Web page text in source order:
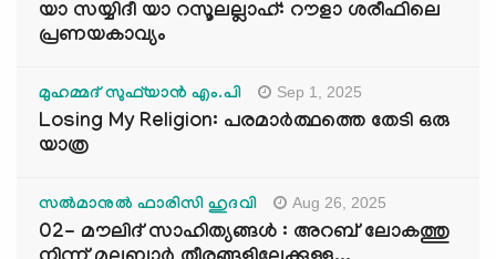
യാ സയ്യിദീ യാ റസൂലല്ലാഹ്: റൗളാ ശരീഫിലെ
പ്രണയകാവ്യം
മുഹമ്മദ് സുഫ്‌യാൻ എം.പി Sep 1, 2025
Losing My Religion: പരമാർത്ഥത്തെ തേടി ഒരു
യാത്ര
സൽമാനുൽ ഫാരിസി ഹുദവി Aug 26, 2025
02- മൗലിദ് സാഹിത്യങ്ങൾ : അറബ് ലോകത്തു